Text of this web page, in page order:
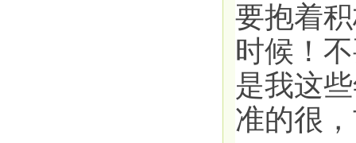
要抱着
时候！
是我这
准的很